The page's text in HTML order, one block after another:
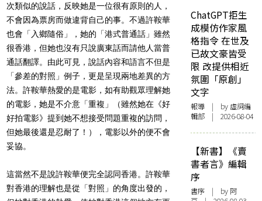
次類似的說話，反映她是一位很有原則的人，
不會因為票房而做違背自己的事。不過許鞍華
也會「入鄉隨俗」，她的「港式普通話」雖然
很香港，但她也沒有只說廣東話而請他人當普
通話翻譯。由此可見，說話內容和語言不但是
「參差的對照」例子，更是呈現兩地差異的方
法。許鞍華熱愛的是電影，如有助觀眾理解她
的電影，她是不介意「重複」（雖然她在《好
好拍電影》提到她不想接受問題重複的訪問，
但她最後還是忍耐了！），電影以外的便不會
妥協。
這當然不是說許鞍華便完全認同香港。許鞍華
對香港的理解也是從「對照」的角度出發的，
ChatGPT拒生
成模仿作家風
格指令 在世及
已故文豪皆受
限 改提供相近
氛圍「原創」
文字
報導 | by 虛詞編
輯部 | 2026-08-04
【新書】《賣
書者言》編輯
序
書序 | by 阿